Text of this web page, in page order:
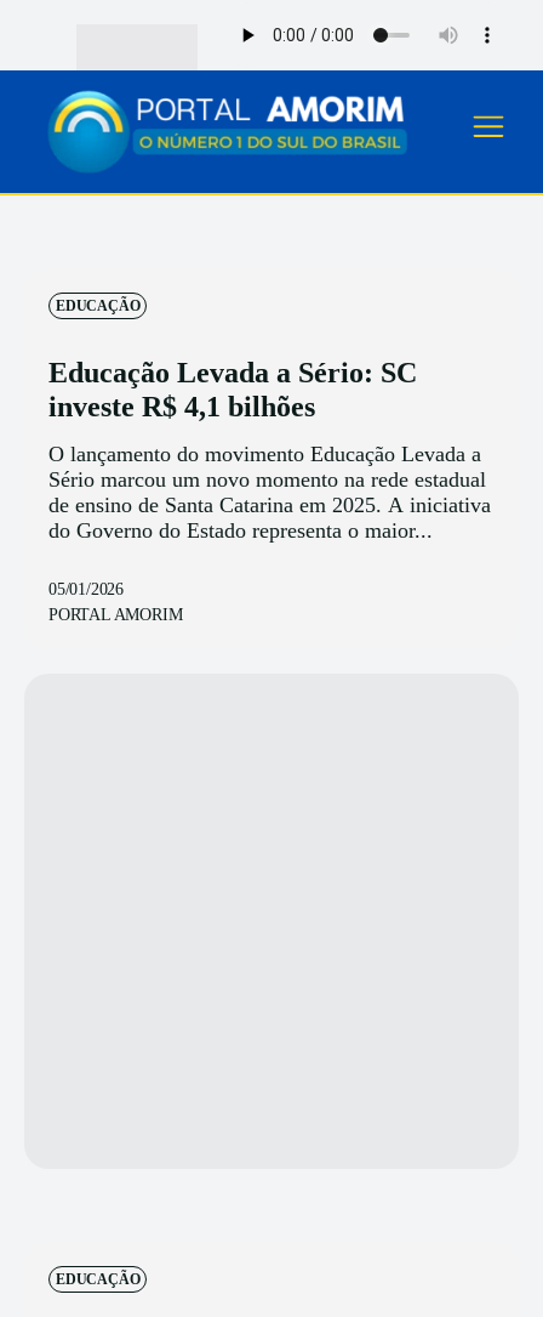
EDUCAÇÃO
Educação Levada a Sério: SC
investe R$ 4,1 bilhões
O lançamento do movimento Educação Levada a
Sério marcou um novo momento na rede estadual
de ensino de Santa Catarina em 2025. A iniciativa
do Governo do Estado representa o maior...
05/01/2026
PORTAL AMORIM
EDUCAÇÃO